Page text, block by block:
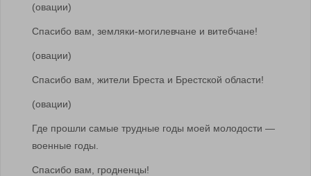
(овации)
Спасибо вам, земляки-могилевчане и витебчане!
(овации)
Спасибо вам, жители Бреста и Брестской области!
(овации)
Где прошли самые трудные годы моей молодости —
военные годы.
Спасибо вам, гродненцы!